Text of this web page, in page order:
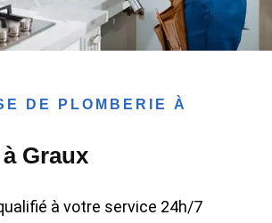
DE PLOMBERIE À
Graux
à votre service 24h/7